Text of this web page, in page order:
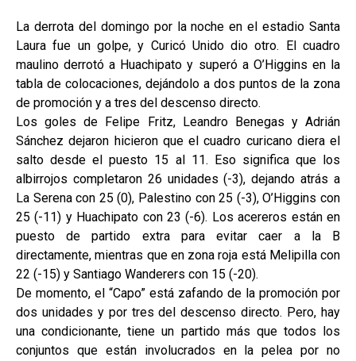
La derrota del domingo por la noche en el estadio Santa
Laura fue un golpe, y Curicó Unido dio otro. El cuadro
maulino derrotó a Huachipato y superó a O’Higgins en la
tabla de colocaciones, dejándolo a dos puntos de la zona
de promoción y a tres del descenso directo.
Los goles de Felipe Fritz, Leandro Benegas y Adrián
Sánchez dejaron hicieron que el cuadro curicano diera el
salto desde el puesto 15 al 11. Eso significa que los
albirrojos completaron 26 unidades (-3), dejando atrás a
La Serena con 25 (0), Palestino con 25 (-3), O’Higgins con
25 (-11) y Huachipato con 23 (-6). Los acereros están en
puesto de partido extra para evitar caer a la B
directamente, mientras que en zona roja está Melipilla con
22 (-15) y Santiago Wanderers con 15 (-20).
De momento, el “Capo” está zafando de la promoción por
dos unidades y por tres del descenso directo. Pero, hay
una condicionante, tiene un partido más que todos los
conjuntos que están involucrados en la pelea por no